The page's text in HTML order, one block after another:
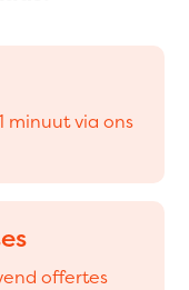
minuut via ons
offertes